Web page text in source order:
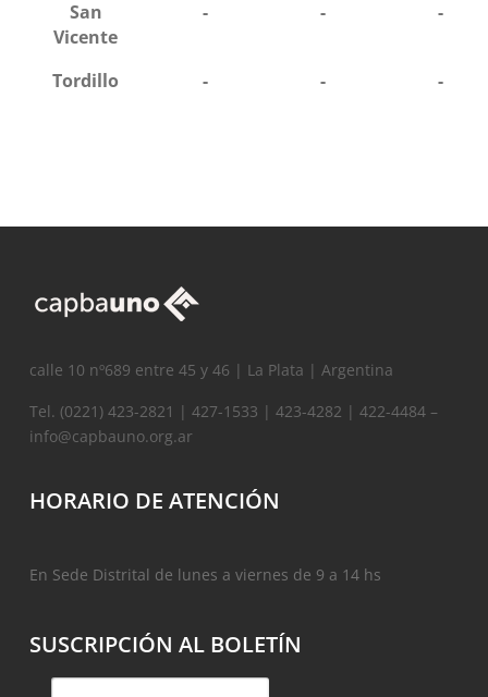
San
Vicente
- - -
Tordillo - - -
calle 10 nº689 entre 45 y 46 | La Plata | Argentina
Tel. (0221) 423-2821 | 427-1533 | 423-4282 | 422-4484 –
info@capbauno.org.ar
HORARIO DE ATENCIÓN
En Sede Distrital de lunes a viernes de 9 a 14 hs
SUSCRIPCIÓN AL BOLETÍN